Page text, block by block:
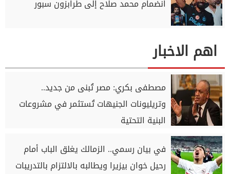
انضمام محمد صلاح إلى طرابزون سبور
اهم الاخبار
مصطفى بكري: مصر تُبنى من جديد..
وتريليونات الجنيهات تُستثمر في مشروعات
البنية التحتية
في بيان رسمي.. الزمالك يغلق الباب أمام
رحيل خوان بيزيرا ويطالبه بالالتزام بالتدريبات